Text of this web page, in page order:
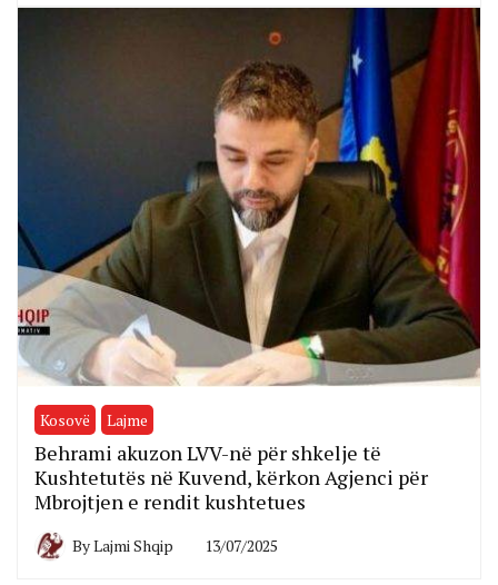
Kosovë Lajme
Behrami akuzon LVV-në për shkelje të
Kushtetutës në Kuvend, kërkon Agjenci për
Mbrojtjen e rendit kushtetues
ByLajmi Shqip 13/07/2025